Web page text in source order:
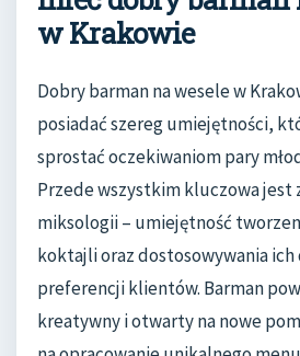
w Krakowie
Dobry barman na wesele w
posiadać szereg umiejętności,
sprostać oczekiwaniom pary
Przede wszystkim kluczowa jest
miksologii – umiejętność
koktajli oraz dostosowywania
preferencji klientów. Barman
kreatywny i otwarty na nowe